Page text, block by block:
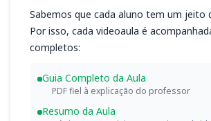
Sabemos que cada aluno tem um jeito
Por isso, cada videoaula é
completos:
Guia Completo da Aula
PDF fiel à explicação do professor
Resumo da Aula